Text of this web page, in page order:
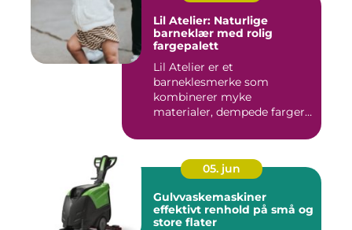
Lil Atelier: Naturlige
barneklær med rolig
fargepalett
Lil Atelier er et
barneklesmerke som
kombinerer myke
materialer, dempede farger
05. jun
Gulvvaskemaskiner
effektivt renhold på små og
store flater